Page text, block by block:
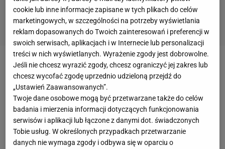
Zobacz wideo
Składniki:
500 g ugotowanychziemniaków
1jajko
3 łyżki drobno posiekanej natki pietruszki
cookie lub inne informacje zapisane w tych plikach do celów
marketingowych, w szczególności na potrzeby wyświetlania
reklam dopasowanych do Twoich zainteresowań i preferencji w
swoich serwisach, aplikacjach i w Internecie lub personalizacji
treści w nich wyświetlanych. Wyrażenie zgody jest dobrowolne.
Jeśli nie chcesz wyrazić zgody, chcesz ograniczyć jej zakres lub
chcesz wycofać zgodę uprzednio udzieloną przejdź do
„Ustawień Zaawansowanych”.
Twoje dane osobowe mogą być przetwarzane także do celów
badania i mierzenia informacji dotyczących funkcjonowania
serwisów i aplikacji lub łączone z danymi dot. świadczonych
Tobie usług. W określonych przypadkach przetwarzanie
danych nie wymaga zgody i odbywa się w oparciu o